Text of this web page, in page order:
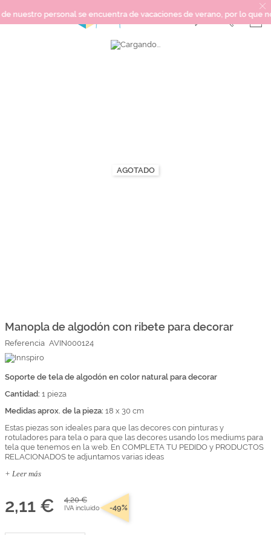
personal se encuentra de vacaciones de verano, por lo que
Top Ventas
Somos Kimidori
AGOTADO
comienzo
la
galería
de
imágenes
Manopla de algodón con ribete para decorar
Referencia AVIN000124
Soporte de tela de algodón en color natural para decorar
Cantidad: 1 pieza
Medidas aprox. de la pieza: 18 x 30 cm
Estas piezas son ideales para que las decores con pinturas y
rotuladores para tela o para que las decores usando los mediums para
tela que tenemos en la web. En COMPLETA TU PEDIDO y PRODUCTOS
RELACIONADOS te adjuntamos varias ideas
+ Leer más
2,11 € 4,20 €
IVA incluido -49%